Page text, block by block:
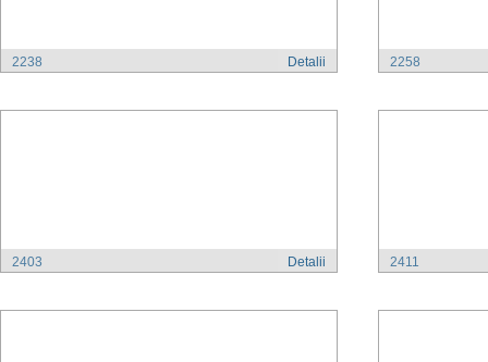
Detalii
2238 2258
Detalii
2403 2411